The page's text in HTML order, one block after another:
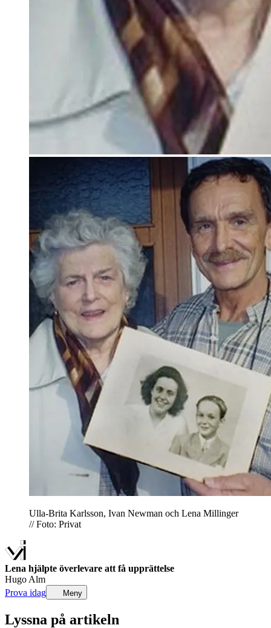
Ulla-Brita Karlsson, Ivan Newman och Lena Millinger
// Foto: Privat
Lena hjälpte överlevare att få upprättelse
Hugo Alm
Prova idag
Meny
Lyssna på artikeln